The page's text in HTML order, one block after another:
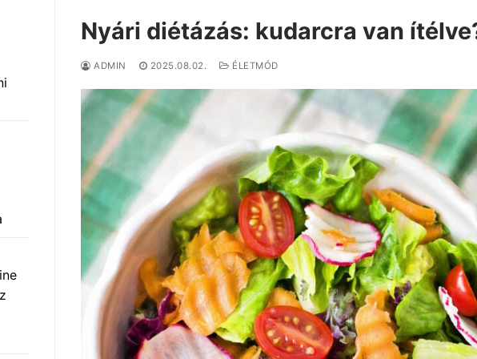
Nyári diétázás: kudarcra van
ADMIN 2025.08.02. ÉLETMÓD